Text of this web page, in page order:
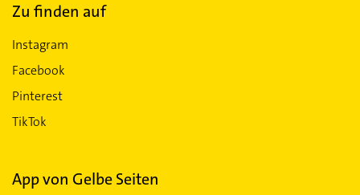
Zu finden auf
Instagram
Facebook
Pinterest
TikTok
App von Gelbe Seiten